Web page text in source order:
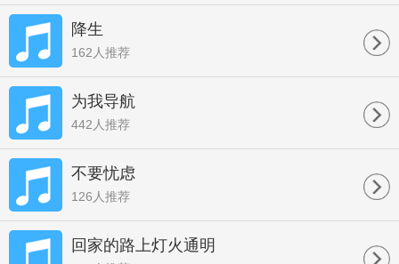
降生
162人推荐
为我导航
442人推荐
不要忧虑
126人推荐
回家的路上灯火通明